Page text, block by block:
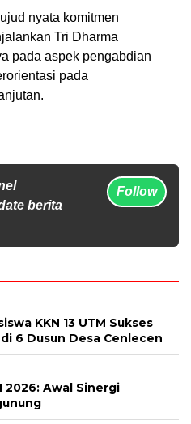
nyata komitmen
Tri Dharma
pada aspek pengabdian
pada
berita
Follow
KKN 13 UTM Sukses
6 Dusun Desa Cenlecen
2026: Awal Sinergi